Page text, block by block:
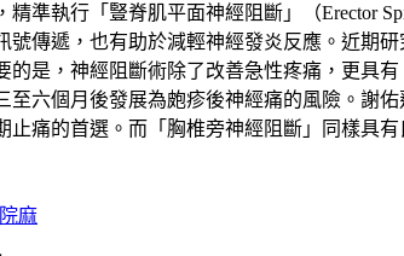
準執行「豎脊肌平面神經阻斷」（Erector
號傳遞，也有助於減輕神經發炎反應。近期
的是，神經阻斷術除了改善急性疼痛，更具
至六個月後發展為皰疹後神經痛的風險。謝
止痛的首選。而「胸椎旁神經阻斷」同樣具
麻